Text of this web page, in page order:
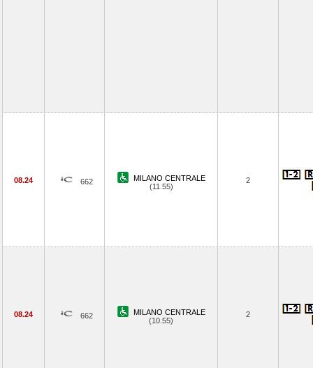
08.24 662
MILANO CENTRALE
(11.55)
2
08.24 662
MILANO CENTRALE
(10.55)
2